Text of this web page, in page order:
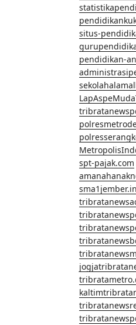
situs-
pendidikan-
spt-pajak.com